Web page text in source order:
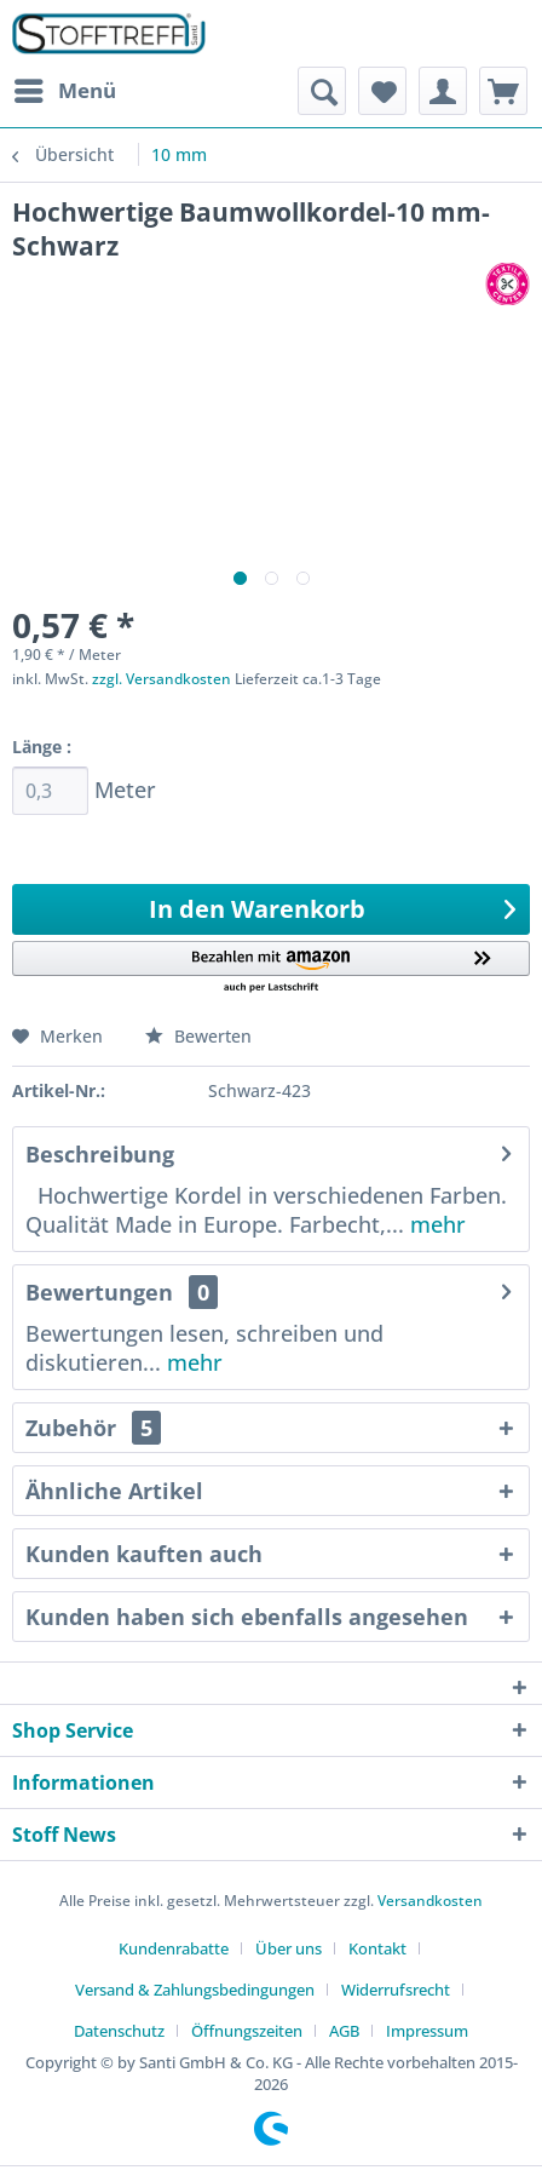
Menü
Übersicht 10 mm
Hochwertige Baumwollkordel-10 mm-
Schwarz
0,57 € *
1,90 € * / Meter
inkl. MwSt.zzgl. Versandkosten Lieferzeit ca.1-3 Tage
Länge :
Meter
In den Warenkorb
Merken Bewerten
Artikel-Nr.: Schwarz-423
Beschreibung
Hochwertige Kordel in verschiedenen Farben.
Qualität Made in Europe. Farbecht,... mehr
Bewertungen
0
Bewertungen lesen, schreiben und
diskutieren... mehr
Zubehör 5
Ähnliche Artikel
Kunden kauften auch
Kunden haben sich ebenfalls angesehen
Shop Service
Informationen
Stoff News
Alle Preise inkl. gesetzl. Mehrwertsteuer zzgl.Versandkosten
Kundenrabatte Über uns
Kontakt
Versand & Zahlungsbedingungen
Widerrufsrecht
Datenschutz
Öffnungszeiten AGB
Impressum
Copyright © by Santi GmbH & Co. KG - Alle Rechte vorbehalten 2015-
2026